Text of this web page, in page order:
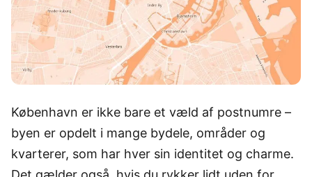
København er ikke bare et væld af postnumre –
byen er opdelt i mange bydele, områder og
kvarterer, som har hver sin identitet og charme.